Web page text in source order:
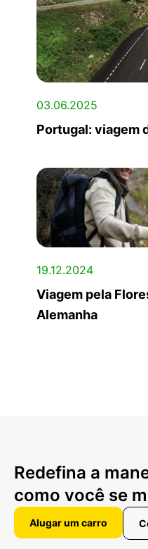
03.06.2025
Portugal: viagem
19.12.2024
Viagem pela
Alemanha
Redefina a
como você se
Alugar um carro